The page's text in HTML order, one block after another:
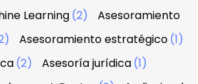
Learning(2)
Asesoramiento
Asesoramiento estratégico(1)
(2) Asesoría jurídica(1)